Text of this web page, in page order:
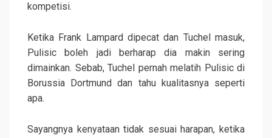
kompetisi.
Ketika Frank Lampard dipecat dan Tuchel masuk,
Pulisic boleh jadi berharap dia makin sering
dimainkan. Sebab, Tuchel pernah melatih Pulisic di
Borussia Dortmund dan tahu kualitasnya seperti
apa.
Sayangnya kenyataan tidak sesuai harapan, ketika